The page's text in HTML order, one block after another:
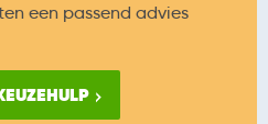
een passend advies